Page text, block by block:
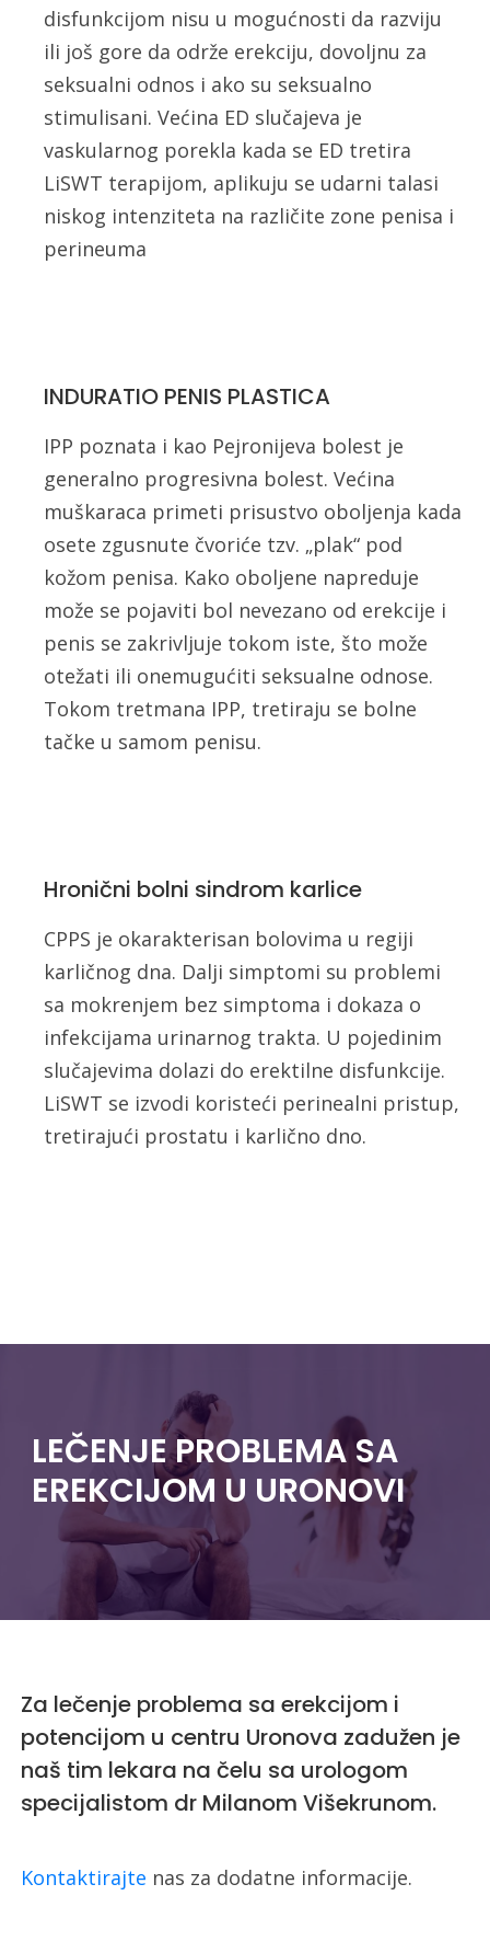
disfunkcijom nisu u mogućnosti da razviju
ili još gore da održe erekciju, dovoljnu za
seksualni odnos i ako su seksualno
stimulisani. Većina ED slučajeva je
vaskularnog porekla kada se ED tretira
LiSWT terapijom, aplikuju se udarni talasi
niskog intenziteta na različite zone penisa i
perineuma
INDURATIO PENIS PLASTICA
IPP poznata i kao Pejronijeva bolest je
generalno progresivna bolest. Većina
muškaraca primeti prisustvo oboljenja kada
osete zgusnute čvoriće tzv. „plak“ pod
kožom penisa. Kako oboljene napreduje
može se pojaviti bol nevezano od erekcije i
penis se zakrivljuje tokom iste, što može
otežati ili onemugućiti seksualne odnose.
Tokom tretmana IPP, tretiraju se bolne
tačke u samom penisu.
Hronični bolni sindrom karlice
CPPS je okarakterisan bolovima u regiji
karličnog dna. Dalji simptomi su problemi
sa mokrenjem bez simptoma i dokaza o
infekcijama urinarnog trakta. U pojedinim
slučajevima dolazi do erektilne disfunkcije.
LiSWT se izvodi koristeći perinealni pristup,
tretirajući prostatu i karlično dno.
LEČENJE PROBLEMA SA
EREKCIJOM U URONOVI
Za lečenje problema sa erekcijom i
potencijom u centru Uronova zadužen je
naš tim lekara na čelu sa urologom
specijalistom dr Milanom Višekrunom.
Kontaktirajte nas za dodatne informacije.